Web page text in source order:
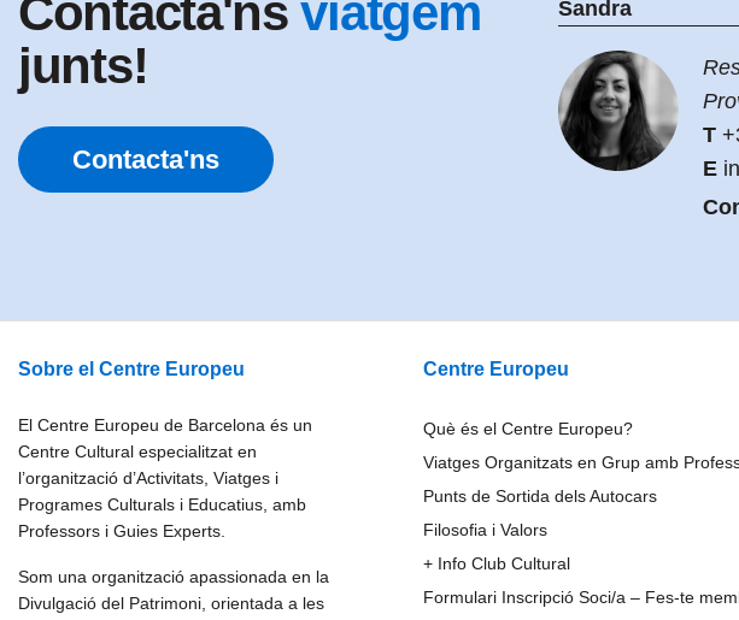
Contacta'nsviatgem
junts!
Contacta'ns
Sandra
Sobre el Centre Europeu
El Centre Europeu de Barcelona és un
Centre Cultural especialitzat en
l’organització d’Activitats, Viatges i
Programes Culturals i Educatius, amb
Professors i Guies Experts.
Som una organització apassionada en la
Divulgació del Patrimoni, orientada a les
Centre Europeu
Què és el Centre Europeu?
Viatges Organitzats en Grup amb
Punts de Sortida dels Autocars
Filosofia i Valors
+ Info Club Cultural
Formulari Inscripció Soci/a – Fes-te